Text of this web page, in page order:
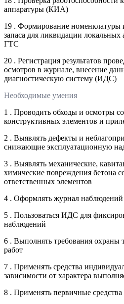
аппаратуры (КИА)
19 . Формирование номенклатуры
запаса для ликвидации
ГТС
20 . Регистрация результатов
осмотров в журнале, внесение
диагностическую систему (ИДС)
Необходимые умения
1 . Проводить обходы и осмотры
конструктивных элементов и
2 . Выявлять дефекты и
снижающие эксплуатационную
3 . Выявлять механические,
химические повреждения бетона
ответственных элементов
4 . Оформлять журнал наблюдений
5 . Пользоваться ИДС для
наблюдений
6 . Выполнять требования охраны
работ
7 . Применять средства
зависимости от характера
8 . Применять первичные